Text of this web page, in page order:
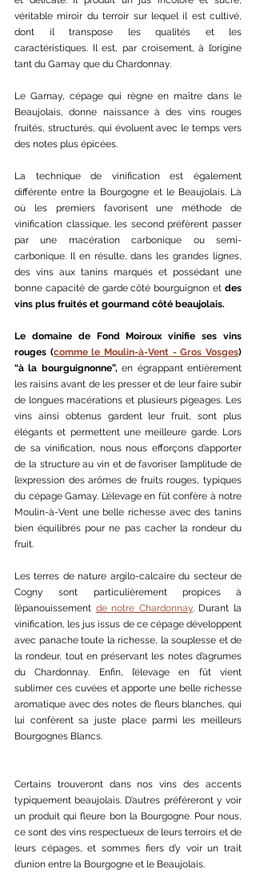
véritable miroir du terroir sur lequel il est cultivé,
dont il transpose les qualités et les
caractéristiques. Il est, par croisement, à l’origine
tant du Gamay que du Chardonnay.
Le Gamay, cépage qui règne en maître dans le
Beaujolais, donne naissance à des vins rouges
fruités, structurés, qui évoluent avec le temps vers
des notes plus épicées.
La technique de vinification est également
différente entre la Bourgogne et le Beaujolais. Là
où les premiers favorisent une méthode de
vinification classique, les second préfèrent passer
par une macération carbonique ou semi-
carbonique. Il en résulte, dans les grandes lignes,
des vins aux tanins marqués et possédant une
bonne capacité de garde côté bourguignon et des
vins plus fruités et gourmand côté beaujolais.
Le domaine de Fond Moiroux vinifie ses vins
rouges (comme le Moulin-à-Vent - Gros Vosges)
“à la bourguignonne”, en égrappant entièrement
les raisins avant de les presser et de leur faire subir
de longues macérations et plusieurs pigeages. Les
vins ainsi obtenus gardent leur fruit, sont plus
élégants et permettent une meilleure garde. Lors
de sa vinification, nous nous efforçons d’apporter
de la structure au vin et de favoriser l’amplitude de
l’expression des arômes de fruits rouges, typiques
du cépage Gamay. L’élevage en fût confère à notre
Moulin-à-Vent une belle richesse avec des tanins
bien équilibrés pour ne pas cacher la rondeur du
fruit.
Les terres de nature argilo-calcaire du secteur de
Cogny sont particulièrement propices à
l’épanouissement de notre Chardonnay. Durant la
vinification, les jus issus de ce cépage développent
avec panache toute la richesse, la souplesse et de
la rondeur, tout en préservant les notes d’agrumes
du Chardonnay. Enfin, l’élevage en fût vient
sublimer ces cuvées et apporte une belle richesse
aromatique avec des notes de fleurs blanches, qui
lui confèrent sa juste place parmi les meilleurs
Bourgognes Blancs.
Certains trouveront dans nos vins des accents
typiquement beaujolais. D’autres préféreront y voir
un produit qui fleure bon la Bourgogne. Pour nous,
ce sont des vins respectueux de leurs terroirs et de
leurs cépages, et sommes fiers d’y voir un trait
d’union entre la Bourgogne et le Beaujolais.